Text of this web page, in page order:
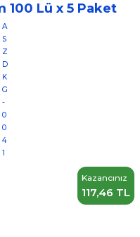
100 Lü x 5 Paket
A
S
Z
D
K
G
-
0
0
4
1
Kazancınız
117,46 TL